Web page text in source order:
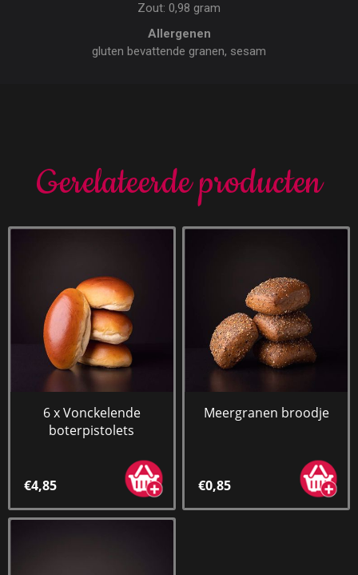
Zout: 0,98 gram
Allergenen
gluten bevattende granen, sesam
Gerelateerde producten
6 x Vonckelende
boterpistolets
€4,85
Meergranen broodje
€0,85